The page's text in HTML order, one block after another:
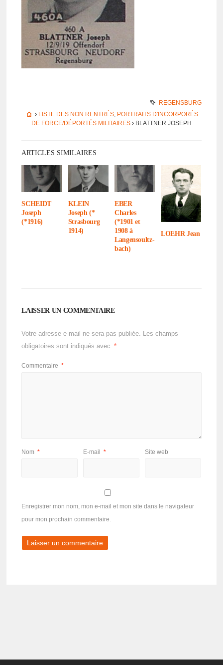
REGENSBURG
LISTE DES NON RENTRÉS, PORTRAITS D'INCORPORÉS
DE FORCE/DÉPORTÉS MILITAIRES BLATT­NER JOSEPH
ARTICLES SIMILAIRES
SCHEIDT
Joseph
(*1916)
KLEIN
Joseph (*
Stras­bourg
1914)
EBER
Charles
(*1901 et
1908 à
Langen­soultz­
bach)
LOEHR Jean
LAISSER UN COMMENTAIRE
Votre adresse e-mail ne sera pas publiée. Les champs
obligatoires sont indiqués avec
*
Commentaire *
Nom * E-mail * Site web
Enregistrer mon nom, mon e-mail et mon site dans le navigateur
pour mon prochain commentaire.